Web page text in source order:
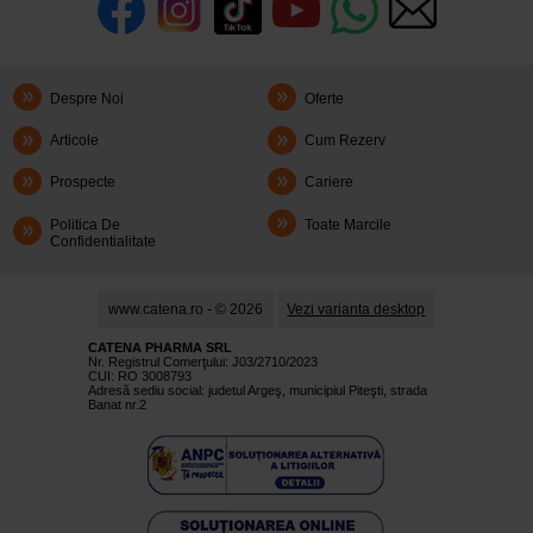
Despre Noi Oferte
Articole Cum Rezerv
Prospecte Cariere
Politica De
Confidentialitate
Toate Marcile
www.catena.ro - © 2026 Vezi varianta desktop
CATENA PHARMA SRL
Nr. Registrul Comerţului: J03/2710/2023
CUI: RO 3008793
Adresă sediu social: judetul Argeş, municipiul Piteşti, strada
Banat nr.2